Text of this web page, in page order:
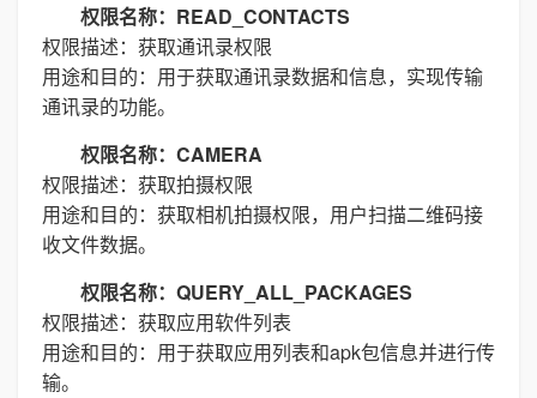
权限名称：READ_CONTACTS
权限描述：获取通讯录权限
用途和目的：用于获取通讯录数据和信息，实现传输
通讯录的功能。
权限名称：CAMERA
权限描述：获取拍摄权限
用途和目的：获取相机拍摄权限，用户扫描二维码接
收文件数据。
权限名称：QUERY_ALL_PACKAGES
权限描述：获取应用软件列表
用途和目的：用于获取应用列表和apk包信息并进行传
输。